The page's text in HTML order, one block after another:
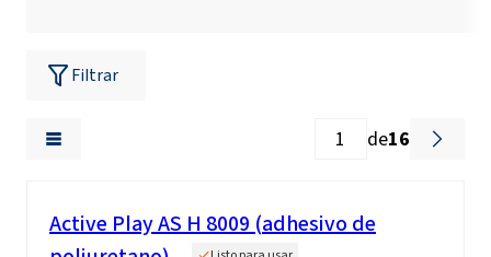
Filtrar
de16
Active Play AS H 8009 (adhesivo de